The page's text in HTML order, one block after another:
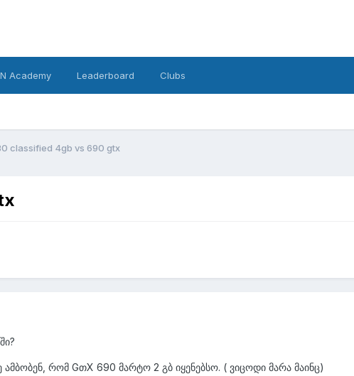
Academy Leaderboard Clubs
classified 4gb vs 690 gtx
ამბობენ, რომ GთX 690 მარტო 2 გბ იყენებსო. ( ვიცოდი მარა მაინც)